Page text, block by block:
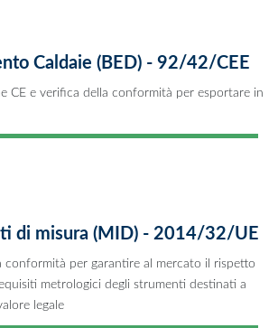
Caldaie (BED) - 92/42/CEE
CE e verifica della conformità per esportare in
di misura (MID) - 2014/32/UE
conformità per garantire al mercato il rispetto
metrologici degli strumenti destinati a
legale